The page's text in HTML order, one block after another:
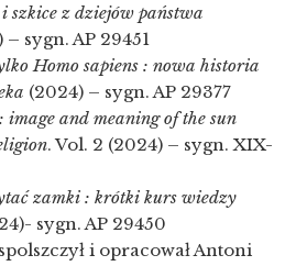
szkice z dziejów państwa
– sygn. AP 29451
Homo sapiens : nowa historia
(2024) – sygn. AP 29377
image and meaning of the sun
. Vol. 2 (2024) – sygn. XIX-
zamki : krótki kurs wiedzy
sygn. AP 29450
i opracował Antoni